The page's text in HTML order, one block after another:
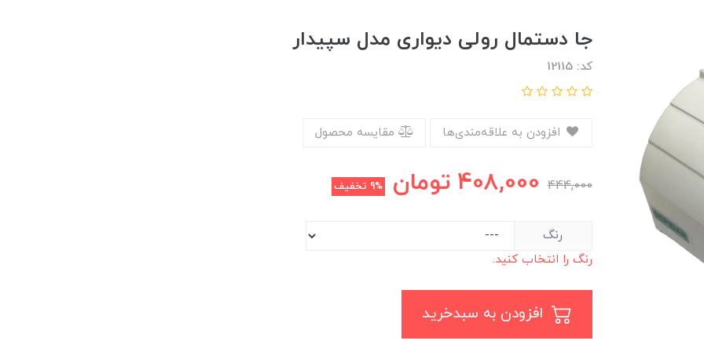
جا دستمال رولی دیواری مدل سپیدار
کد: 12115
مقایسه محصول
444,000
408,000 تومان 9% تخفیف
رنگ
رنگ را انتخاب کنید.